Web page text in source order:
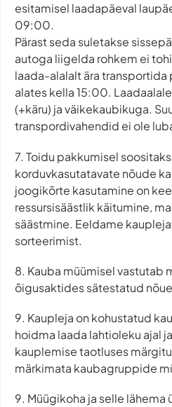
esitamisel laadapäeval
09:00.
Pärast seda suletakse
autoga liigelda rohkem ei
laada-alalalt ära transportida
alates kella 15:00.
(+käru) ja väikekaubikuga.
transpordivahendid ei ole
7. Toidu pakkumisel
korduvkasutatavate nõude
joogikõrte kasutamine on
ressursisäästlik käitumine,
säästmine. Eeldame
sorteerimist.
8. Kauba müümisel vastutab
õigusaktides sätestatud
9. Kaupleja on kohustatud
hoidma laada lahtioleku ajal
kauplemise taotluses
märkimata kaubagruppide
9. Müügikoha ja selle lähema